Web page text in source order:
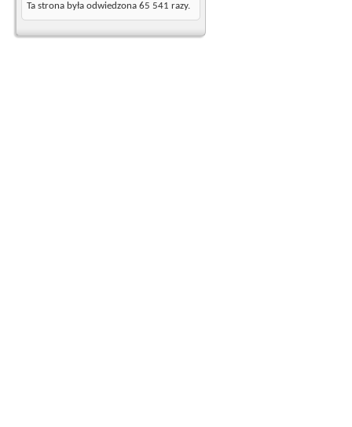
Ta strona była odwiedzona 65 541 razy.